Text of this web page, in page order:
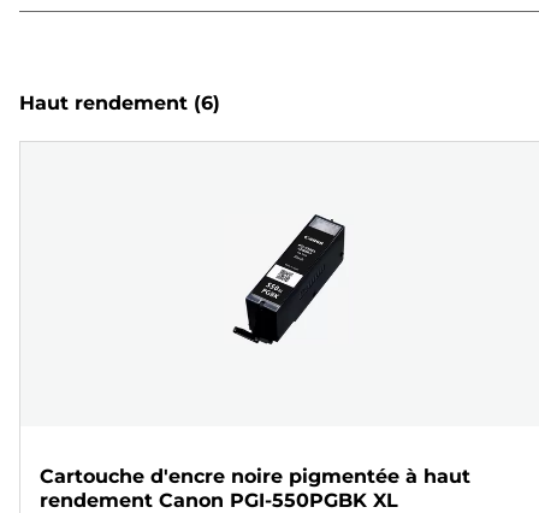
Haut rendement (6)
Cartouche d'encre noire pigmentée à haut
rendement Canon PGI-550PGBK XL